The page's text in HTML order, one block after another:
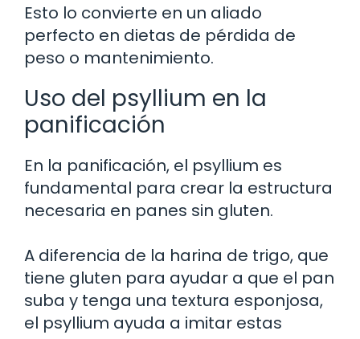
Esto lo convierte en un aliado
perfecto en dietas de pérdida de
peso o mantenimiento.
Uso del psyllium en la
panificación
En la panificación, el psyllium es
fundamental para crear la estructura
necesaria en panes sin gluten.
A diferencia de la harina de trigo, que
tiene gluten para ayudar a que el pan
suba y tenga una textura esponjosa,
el psyllium ayuda a imitar estas